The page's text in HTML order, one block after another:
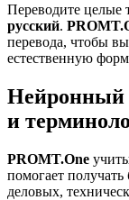
Переводите целые
русский.
перевода, чтобы
естественную
Нейронный
и
PROMT.One
помогает
деловых,